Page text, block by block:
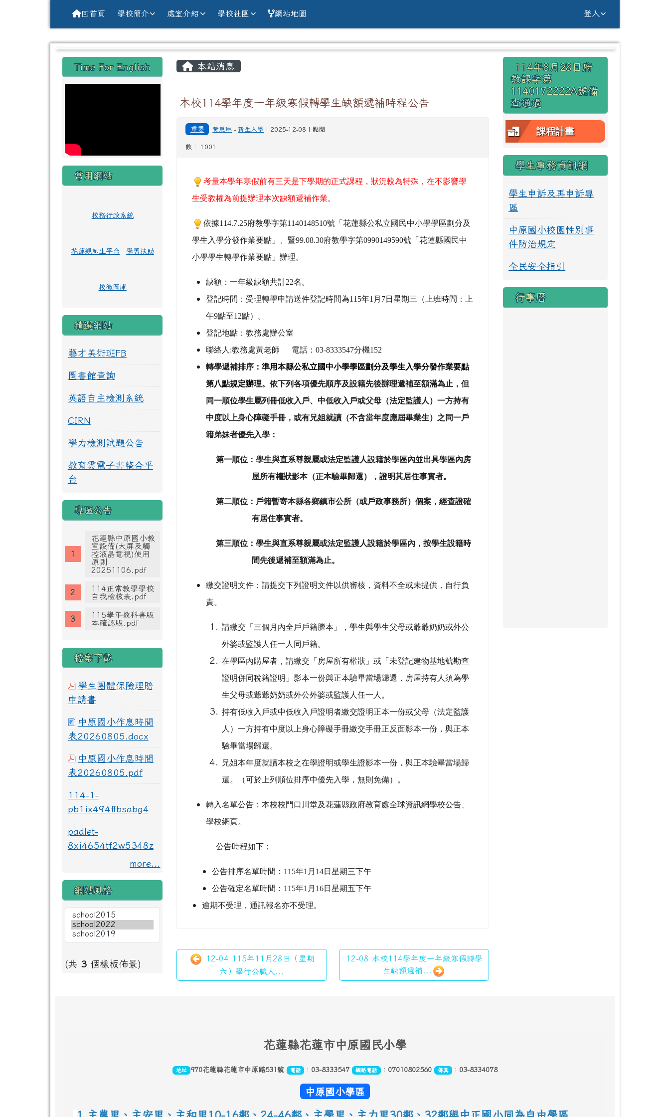
花蓮縣花蓮市中原國小全球資訊網Hualien county Chung Yuan Primary
回首頁 學校簡介 處室介紹 學校社團 網站地圖 登入
⏸
左邊區域內容
Time For English
常用網站
校務行政系統
花蓮親師生平台 學習扶助
校徽圖庫
精選網站
藝才美術班FB
圖書館查詢
英語自主檢測系統
CIRN
學力檢測試題公告
教育雲電子書整合平
台
專區公告
花蓮縣中原國小教
室設備(大屏及觸
控液晶電視)使用
原則
20251106.pdf
114正常教學學校
自我檢核表.pdf
115學年教科書版
本確認版.pdf
檔案下載
學生團體保險理賠
申請書
中原國小作息時間
表20260805.docx
中原國小作息時間
表20260805.pdf
114-1-
pb1ix494ffbsabg4
padlet-
8xi4654tf2w5348z
more...
網站風格
(共 3個樣板佈景)
主內容區域
本站消息
本校114學年度一年級寒假轉學生缺額遞補時程公告
重要 黃惠琳 -新生入學 | 2025-12-08 | 點閱
數： 1001
考量本學年寒假前有三天是下學期的正式課程，狀況較為特殊，在不影響學
生受教權為前提辦理本次缺額遞補作業。
依據114.7.25府教學字第1140148510號「花蓮縣公私立國民中小學學區劃分及
學生入學分發作業要點」、暨99.08.30府教學字第0990149590號「花蓮縣國民中
小學學生轉學作業要點」辦理。
缺額：一年級缺額共計22名。
登記時間：受理轉學申請送件登記時間為115年1 月 7日星期三（上班時間：上
午9點至12點）。
登記地點：教務處辦公室
聯絡人 :教務處黃老師 電話：03-8333547分機152
轉學遞補排序：準用本縣公私立國中小學學區劃分及學生入學分發作業要點
第八點規定辦理。依下列各項優先順序及設籍先後辦理遞補至額滿為止，但
同一順位學生屬列冊低收入戶、中低收入戶或父母（法定監護人）一方持有
中度以上身心障礙手冊，或有兄姐就讀（不含當年度應屆畢業生）之同一戶
籍弟妹者優先入學：
第一順位：學生與直系尊親屬或法定監護人設籍於學區內並出具學區內房
屋所有權狀影本（正本驗畢歸還），證明其居住事實者。
第二順位：戶籍暫寄本縣各鄉鎮市公所（或戶政事務所）個案，經查證確
有居住事實者。
第三順位：學生與直系尊親屬或法定監護人設籍於學區內，按學生設籍時
間先後遞補至額滿為止。
繳交證明文件：請提交下列證明文件以供審核，資料不全或未提供，自行負
責。
請繳交「三個月內全戶戶籍謄本」，學生與學生父母或爺爺奶奶或外公
外婆或監護人任一人同戶籍。
在學區內購屋者，請繳交「房屋所有權狀」或「未登記建物基地號勘查
證明併同稅籍證明」影本一份與正本驗畢當場歸還，房屋持有人須為學
生父母或爺爺奶奶或外公外婆或監護人任一人。
持有低收入戶或中低收入戶證明者繳交證明正本一份或父母（法定監護
人）一方持有中度以上身心障礙手冊繳交手冊正反面影本一份，與正本
驗畢當場歸還。
兄姐本年度就讀本校之在學證明或學生證影本一份，與正本驗畢當場歸
還。（可於上列順位排序中優先入學，無則免備）。
轉入名單公告：本校校門口川堂及花蓮縣政府教育處全球資訊網學校公告、
學校網頁。
公告時程如下；
公告排序名單時間： 115年1 月 14日星期三下午
公告確定名單時間： 115年1 月 16日星期五下午
逾期不受理，通訊報名亦不受理。
12-04 115年11月28日（星期
六）舉行公職人...
12-08 本校114學年度一年級寒假轉學
生缺額遞補...
右邊區域內容
114年8月28日府
教課字第
1140172222A號備
查通過
課程計畫
學生事務資訊網
學生申訴及再申訴專
區
中原國小校園性別事
件防治規定
全民安全指引
行事曆
頁尾區域
花蓮縣花蓮市中原國民小學
地址 970花蓮縣花蓮市中原路531號 電話 ： 03-8333547 網路電話 ： 07010802560 傳真 ： 03-8334078
中原國小學區